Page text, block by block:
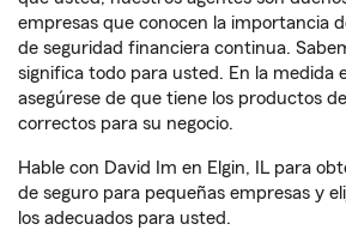
empresas que conocen la importancia
de seguridad financiera continua.
significa todo para usted. En la medida
asegúrese de que tiene los productos
correctos para su negocio.
Hable con David Im en Elgin, IL para
de seguro para pequeñas empresas y
los adecuados para usted.